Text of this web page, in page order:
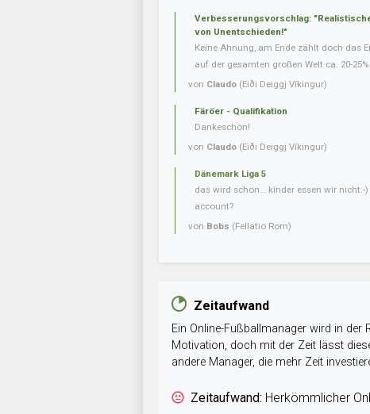
Verbesserungsvorschlag:
von Unentschieden!"
Keine Ahnung, am Ende zählt doch das
auf der gesamten großen Welt ca. 20-
von Claudo (Eiði Deiggj Víkingur)
Färöer - Qualifikation
Dankeschön!
von Claudo (Eiði Deiggj Víkingur)
Dänemark Liga 5
das wird schon… kinder essen wir nicht:-
account?
von Bobs (Fellatio Rom)
Zeitaufwand
Ein Online-Fußballmanager wird in der
Motivation, doch mit der Zeit lässt
andere Manager, die mehr Zeit
Zeitaufwand: Herkömmlicher